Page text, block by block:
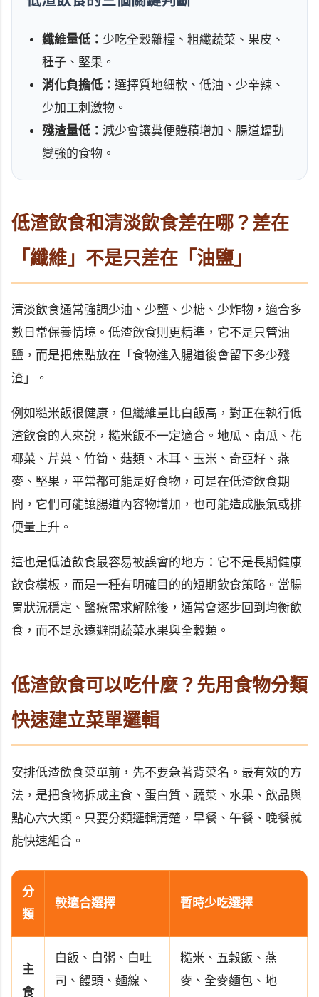
纖維量低： 少吃全穀雜糧、粗纖蔬菜、果皮、
種子、堅果。
消化負擔低： 選擇質地細軟、低油、少辛辣、
少加工刺激物。
殘渣量低： 減少會讓糞便體積增加、腸道蠕動
變強的食物。
低渣飲食和清淡飲食差在哪？差在
「纖維」不是只差在「油鹽」
清淡飲食通常強調少油、少鹽、少糖、少炸物，適合多
數日常保養情境。低渣飲食則更精準，它不是只管油
鹽，而是把焦點放在「食物進入腸道後會留下多少殘
渣」。
例如糙米飯很健康，但纖維量比白飯高，對正在執行低
渣飲食的人來說，糙米飯不一定適合。地瓜、南瓜、花
椰菜、芹菜、竹筍、菇類、木耳、玉米、奇亞籽、燕
麥、堅果，平常都可能是好食物，可是在低渣飲食期
間，它們可能讓腸道內容物增加，也可能造成脹氣或排
便量上升。
這也是低渣飲食最容易被誤會的地方：它不是長期健康
飲食模板，而是一種有明確目的的短期飲食策略。當腸
胃狀況穩定、醫療需求解除後，通常會逐步回到均衡飲
食，而不是永遠避開蔬菜水果與全穀類。
低渣飲食可以吃什麼？先用食物分類
快速建立菜單邏輯
安排低渣飲食菜單前，先不要急著背菜名。最有效的方
法，是把食物拆成主食、蛋白質、蔬菜、水果、飲品與
點心六大類。只要分類邏輯清楚，早餐、午餐、晚餐就
能快速組合。
分
類
較適合選擇 暫時少吃選擇
主
食
白飯、白粥、白吐
司、饅頭、麵線、
糙米、五穀飯、燕
麥、全麥麵包、地